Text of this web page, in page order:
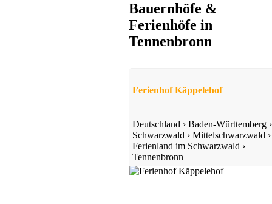
Bauernhof
Bauernhöfe &
Ferienhöfe in
Tennenbronn
Ferienhof Käppelehof
Deutschland › Baden-Württemberg ›
Schwarzwald › Mittelschwarzwald ›
Ferienland im Schwarzwald ›
Tennenbronn